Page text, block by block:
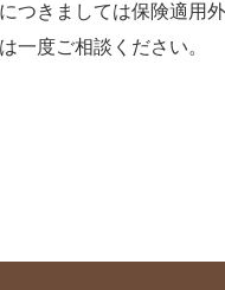
きましては保険適用外
一度ご相談ください。